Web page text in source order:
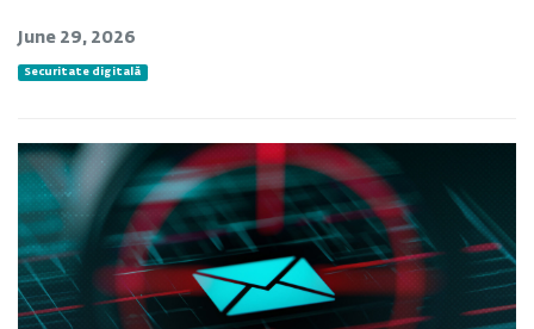
June 29, 2026
Securitate digitală